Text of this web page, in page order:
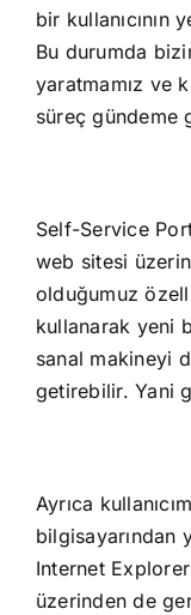
bir kullanıcının
Bu durumda
yaratmamız ve
süreç gündeme
Self-Service
web sitesi
olduğumuz
kullanarak yeni
sanal makineyi
getirebilir. Yani
Ayrıca
bilgisayarından
Internet
üzerinden de